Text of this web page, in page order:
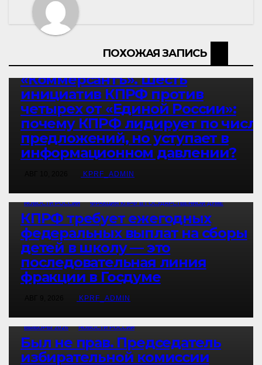
ПОХОЖАЯ ЗАПИСЬ
ФРАКЦИЯ КПРФ В ГОСУДАРСТВЕННОЙ ДУМЕ
«Коммерсантъ». Шесть
инициатив КПРФ против
четырех от «Единой России»:
почему КПРФ лидирует по
предложений, но уступает в
информационном давлении?
KPRF_ADMIN
НОВОСТИ РОССИИ ФРАКЦИЯ КПРФ В ГОСУДАРСТВЕННОЙ ДУМЕ
КПРФ требует ежегодных
федеральных выплат на сборы
детей в школу — это
последовательная линия
фракции в Госдуме
KPRF_ADMIN
ВЫБОРЫ 2026 НОВОСТИ РОССИИ
Был не прав. Председатель
избирательной комиссии